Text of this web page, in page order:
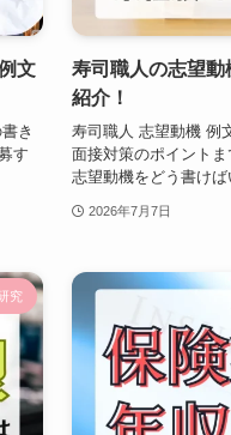
文
き
す
寿司職人の志望動
紹介！
寿司職人 志望動機 例
面接対策のポイントま
志望動機をどう書け
2026年7月7日
究